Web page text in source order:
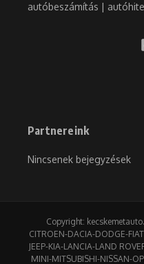
autóbeszámítás |
Partnereink
Nincsenek bejegyzések
Copyright:
CITROEN-DACIA-DODGE-
JEEP-KIA-LANCIA-LAND
MINI-MITSUBISHI-NISSAN-